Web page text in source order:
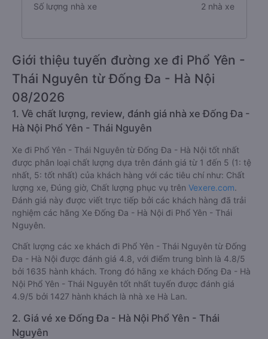
Số lượng nhà xe 2 nhà xe
Giới thiệu tuyến đường xe đi Phổ Yên -
Thái Nguyên từ Đống Đa - Hà Nội
08/2026
1. Về chất lượng, review, đánh giá nhà xe Đống Đa -
Hà Nội Phổ Yên - Thái Nguyên
Xe đi Phổ Yên - Thái Nguyên từ Đống Đa - Hà Nội tốt nhất
được phân loại chất lượng dựa trên đánh giá từ 1 đến 5 (1: tệ
nhất, 5: tốt nhất) của khách hàng với các tiêu chí như: Chất
lượng xe, Đúng giờ, Chất lượng phục vụ trên Vexere.com.
Đánh giá này được viết trực tiếp bởi các khách hàng đã trải
nghiệm các hãng Xe Đống Đa - Hà Nội đi Phổ Yên - Thái
Nguyên.
Chất lượng các xe khách đi Phổ Yên - Thái Nguyên từ Đống
Đa - Hà Nội được đánh giá 4.8, với điểm trung bình là 4.8/5
bởi 1635 hành khách. Trong đó hãng xe khách Đống Đa - Hà
Nội Phổ Yên - Thái Nguyên tốt nhất tuyến được đánh giá
4.9/5 bởi 1427 hành khách là nhà xe Hà Lan.
2. Giá vé xe Đống Đa - Hà Nội Phổ Yên - Thái
Nguyên